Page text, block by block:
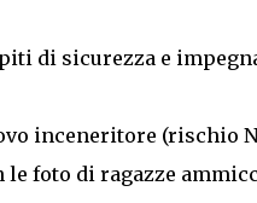
di sicurezza e
inceneritore (rischio
foto di ragazze